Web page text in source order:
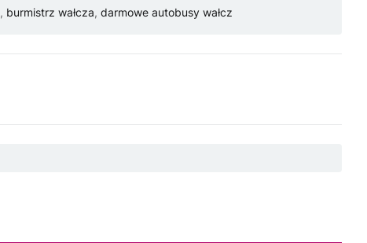
, burmistrz wałcza, darmowe autobusy wałcz